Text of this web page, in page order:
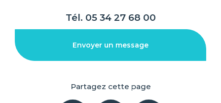
Tél. 05 34 27 68 00
Envoyer un message
Partagez cette page